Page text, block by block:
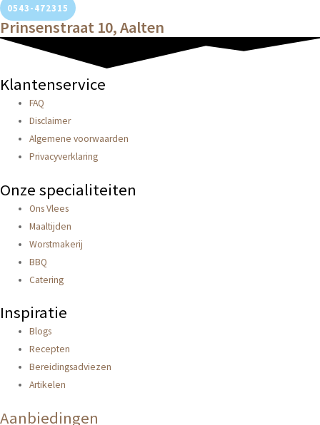
0543-472315
Prinsenstraat 10, Aalten
Klantenservice
FAQ
Disclaimer
Algemene voorwaarden
Privacyverklaring
Onze specialiteiten
Ons Vlees
Maaltijden
Worstmakerij
BBQ
Catering
Inspiratie
Blogs
Recepten
Bereidingsadviezen
Artikelen
Aanbiedingen